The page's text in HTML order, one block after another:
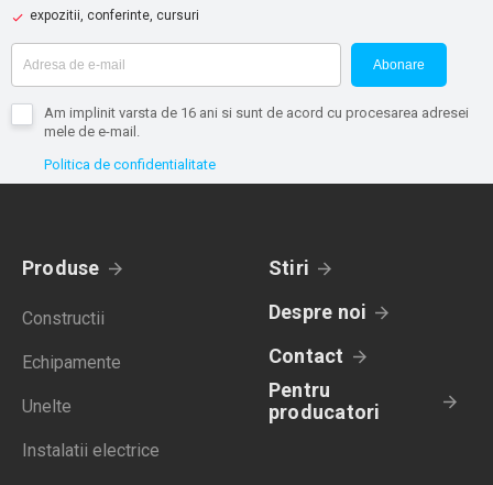
expozitii, conferinte, cursuri
Abonare
Am implinit varsta de 16 ani si sunt de acord cu procesarea adresei
mele de e-mail.
Politica de confidentialitate
Produse
Constructii
Echipamente
Unelte
Instalatii electrice
Stiri
Despre noi
Contact
Pentru
producatori